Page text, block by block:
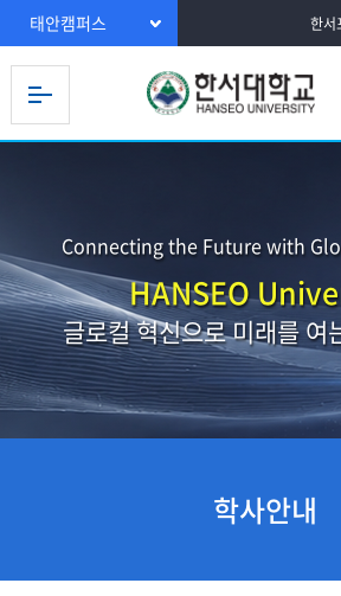
태안캠퍼스 한서
Connecting the Future with
HANSEO
글로컬 혁신으로 미래를 여
학사안내